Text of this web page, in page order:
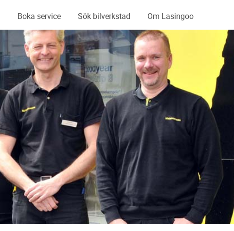
Boka service Sök bilverkstad Om Lasingoo